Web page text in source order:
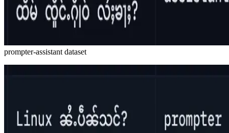
prompter-assistant dataset